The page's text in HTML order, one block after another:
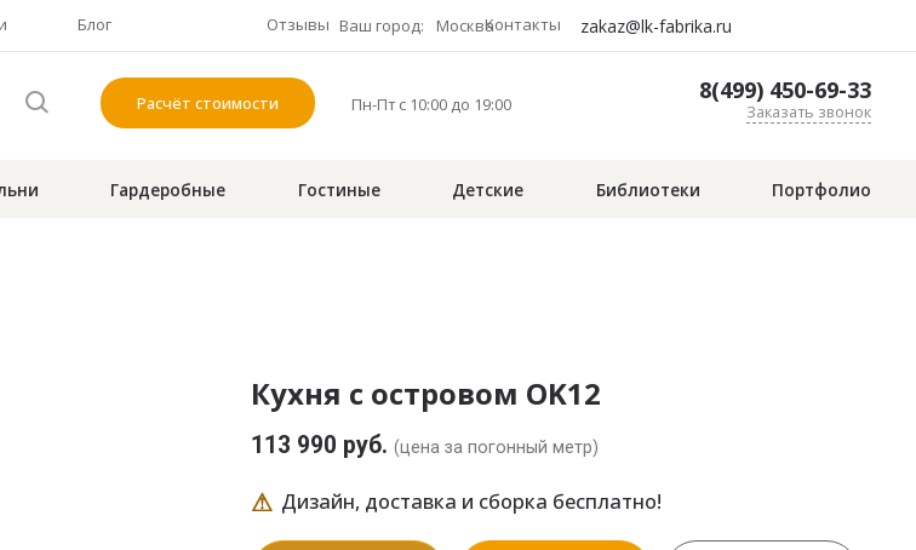
Ваш город: Москва zakaz@lk-fabrika.ru
Расчёт стоимости Пн-Пт с 10:00 до 19:00 8(499) 450-69-33
Заказать звонок
Блог Отзывы Контакты
Гардеробные Гостиные Детские Библиотеки Портфолио
Кухня с островом OK12
113 990 руб.(цена за погонный метр)
⚠ Дизайн, доставка и сборка бесплатно!